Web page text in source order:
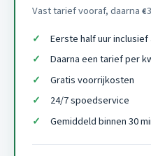
Vast tarief vooraf, daarna €
Eerste half uur
Daarna een tarief per
Gratis voorrijkosten
24/7 spoedservice
Gemiddeld binnen 30